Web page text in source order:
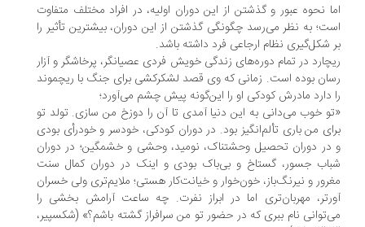
نحوه عبور و گذشتن از این دوران اولیه، در افراد مختلف متفاوت
به نظر می‌رسد چگونگی گذشتن از این دوران، بیشترین تأثیر را
شکل‌گیری نظام ارجاعی فرد داشته باشد.
در تمام دوره‌های زندگی خویش فردی عصیانگر، پرخاشگر و آزار
بوده است. زمانی که وی قصد لشکرکشی برای جنگ با ریچموند
دارد مادرش کودکی او را این‌گونه پیش چشم می‌آورد؛
خوب می‌دانی به این دنیا آمدی تا آن را دوزخ من سازی. تولد تو
من باری تألم‌انگیز بود. در دوران کودکی، خودسر و خودرأی بودی
دوران تحصیل وحشتناک، نومید، وحشی و خشمگین؛ در دوران
جسور، گستاخ و بی‌باک بودی و اینک در دوران کمال سنت
و نیرنگ‌باز، خون‌خوار و خیانت‌کار هستی؛ ملایم‌تری ولی خسران
مهربان‌تری اما در ابراز نفرت. چه ساعت آرامش بخشی را
نام ببری که در حضور تو من سرافراز گشته باشم؟» (شکسپیر،